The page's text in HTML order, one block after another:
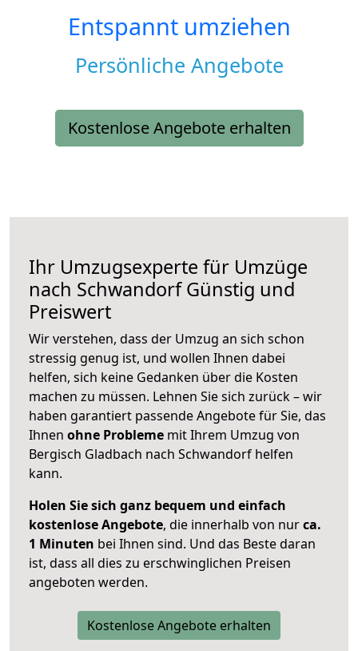
Entspannt umziehen
Persönliche Angebote
Kostenlose Angebote erhalten
Ihr Umzugsexperte für Umzüge
nach SchwandorfGünstig und
Preiswert
Wir verstehen, dass der Umzug an sich schon
stressig genug ist, und wollen Ihnen dabei
helfen, sich keine Gedanken über die Kosten
machen zu müssen. Lehnen Sie sich zurück – wir
haben garantiert passende Angebote für Sie, das
Ihnen ohne Probleme mit Ihrem Umzug von
Bergisch Gladbach nach Schwandorf helfen
kann.
Holen Sie sich ganz bequem und einfach
kostenlose Angebote, die innerhalb von nurca.
1 Minuten bei Ihnen sind. Und das Beste daran
ist, dass all dies zu erschwinglichen Preisen
angeboten werden.
Kostenlose Angebote erhalten